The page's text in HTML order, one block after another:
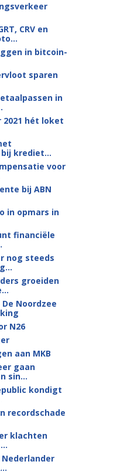
CRV en
in bitcoin-
sparen
in
hét loket
krediet...
voor
bij ABN
in opmars in
financiële
nog steeds
groeiden
Noordzee
N26
aan MKB
gaan
sin...
kondigt
recordschade
klachten